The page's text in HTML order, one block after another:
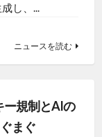
し、...
ニュースを読む
ー規制とAIの
まぐ